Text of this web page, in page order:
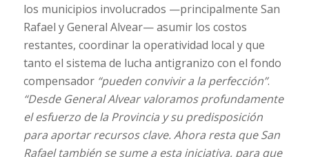
los municipios involucrados —principalmente San
Rafael y General Alvear— asumir los costos
restantes, coordinar la operatividad local y que
tanto el sistema de lucha antigranizo con el fondo
compensador “pueden convivir a la perfección”.
“Desde General Alvear valoramos profundamente
el esfuerzo de la Provincia y su predisposición
para aportar recursos clave. Ahora resta que San
Rafael también se sume a esta iniciativa, para que